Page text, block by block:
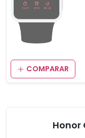
COMPARAR
Honor